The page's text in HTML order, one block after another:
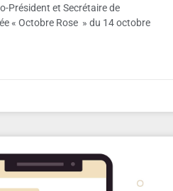
Président et Secrétaire de
« Octobre Rose » du 14 octobre